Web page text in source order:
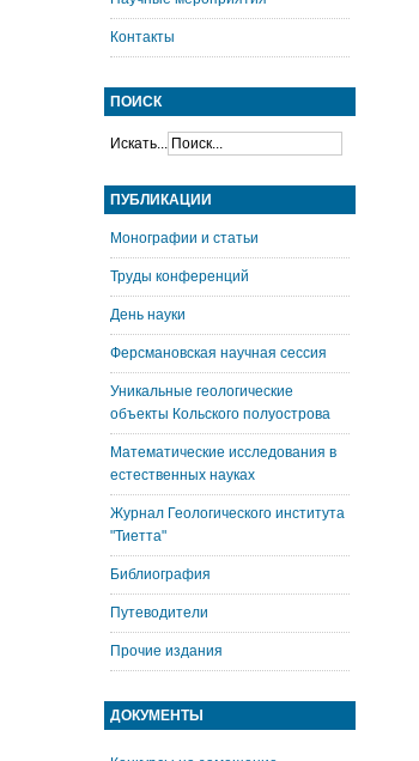
Контакты
ПОИСК
Искать...
ПУБЛИКАЦИИ
Монографии и статьи
Труды конференций
День науки
Ферсмановская научная сессия
Уникальные геологические
объекты Кольского полуострова
Математические исследования в
естественных науках
Журнал Геологического института
"Тиетта"
Библиография
Путеводители
Прочие издания
ДОКУМЕНТЫ